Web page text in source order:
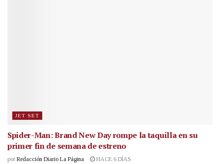
JET SET
Spider-Man: Brand New Day rompe la taquilla en su
primer fin de semana de estreno
por Redacción Diario La Página HACE 6 DÍAS